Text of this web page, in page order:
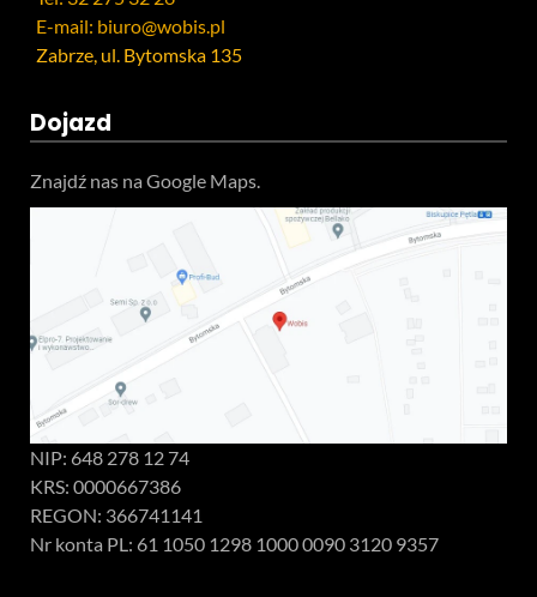
E-mail: biuro@wobis.pl
Zabrze, ul. Bytomska 135
Dojazd
Znajdź nas na Google Maps.
NIP: 648 278 12 74
KRS: 0000667386
REGON: 366741141
Nr konta PL: 61 1050 1298 1000 0090 3120 9357